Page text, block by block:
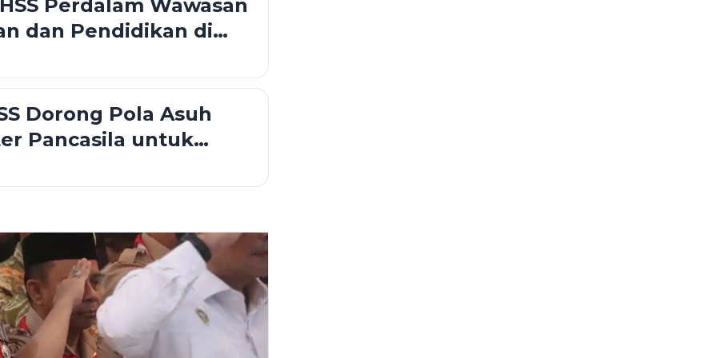
Perdalam Wawasan
dan Pendidikan di
Dorong Pola Asuh
Pancasila untuk
Emas